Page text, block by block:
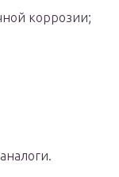
коррозии;